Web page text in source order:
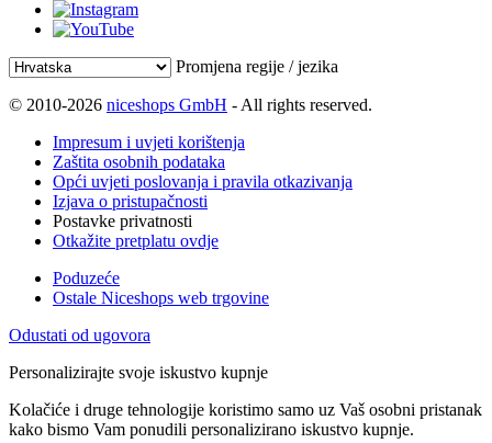
Promjena regije / jezika
© 2010-2026 niceshops GmbH - All rights reserved.
Impresum i uvjeti korištenja
Zaštita osobnih podataka
Opći uvjeti poslovanja i pravila otkazivanja
Izjava o pristupačnosti
Postavke privatnosti
Otkažite pretplatu ovdje
Poduzeće
Ostale Niceshops web trgovine
Odustati od ugovora
Personalizirajte svoje iskustvo kupnje
Kolačiće i druge tehnologije koristimo samo uz Vaš osobni pristanak
kako bismo Vam ponudili personalizirano iskustvo kupnje.